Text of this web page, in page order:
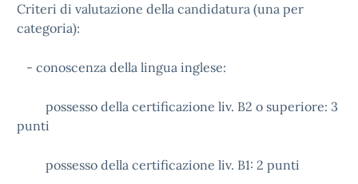
Criteri di valutazione della candidatura (una per
categoria):
- conoscenza della lingua inglese:
possesso della certificazione liv. B2 o superiore: 3
punti
possesso della certificazione liv. B1: 2 punti